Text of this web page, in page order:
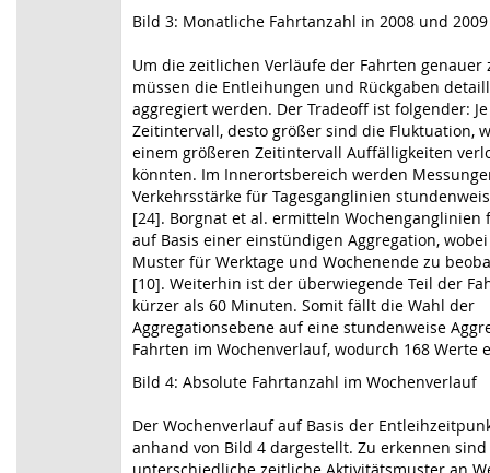
Bild 3: Monatliche Fahrtanzahl in 2008 und 2009
Um die zeitlichen Verläufe der Fahrten genauer
müssen die Entleihungen und Rückgaben
aggregiert werden. Der Tradeoff ist folgender:
Zeitintervall, desto größer sind die Fluktuation,
einem größeren Zeitintervall Auffälligkeiten
könnten. Im Innerortsbereich werden
Verkehrsstärke für Tagesganglinien
[24]. Borgnat et al. ermitteln Wochenganglinien
auf Basis einer einstündigen Aggregation,
Muster für Werktage und Wochenende zu
[10]. Weiterhin ist der überwiegende Teil der
kürzer als 60 Minuten. Somit fällt die Wahl der
Aggregationsebene auf eine stundenweise
Fahrten im Wochenverlauf, wodurch 168 Werte
Bild 4: Absolute Fahrtanzahl im Wochenverlauf
Der Wochenverlauf auf Basis der
anhand von Bild 4 dargestellt. Zu erkennen sind